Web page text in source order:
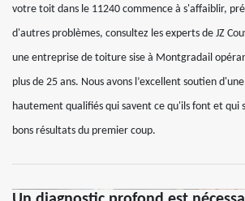
votre toit dans le 11240 commence à s'affaiblir,
d'autres problèmes, consultez les experts de JZ
une entreprise de toiture sise à Montgradail
plus de 25 ans. Nous avons l’excellent soutien
hautement qualifiés qui savent ce qu'ils font et qui
bons résultats du premier coup.